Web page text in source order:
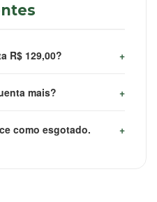
R$ 129,00?
mais?
como esgotado.